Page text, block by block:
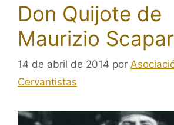
Don Quijote de
Maurizio
14 de abril de 2014 por
Cervantistas